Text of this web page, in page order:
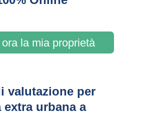
la mia proprietà
valutazione per
extra urbana a